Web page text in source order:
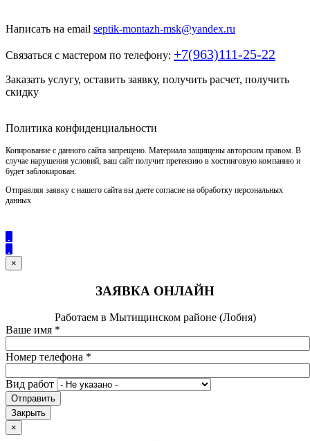
Написать на email septik-montazh-msk@yandex.ru
Связаться с мастером по телефону: +7(963)111-25-22
Заказать услугу, оставить заявку, получить расчет, получить
скидку
Политика конфиденциальности
Копирование с данного сайта запрещено. Материала защищены авторским правом. В
случае нарушения условий, ваш сайт получит претензию в хостинговую компанию и
будет заблокирован.
Отправляя заявку с нашего сайта вы даете согласие на обработку персональных
данных
×
ЗАЯВКА ОНЛАЙН
Работаем в Мытищинском районе (Лобня)
Ваше имя *
Номер телефона *
Вид работ
Отправить
Закрыть
×